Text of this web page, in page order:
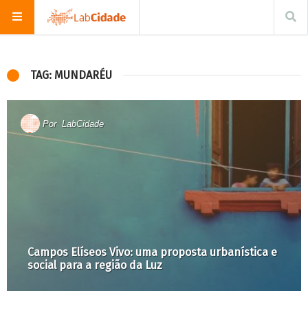
TAG: MUNDARÉU
Por LabCidade
Campos Elíseos Vivo: uma proposta urbanística e
social para a região da Luz